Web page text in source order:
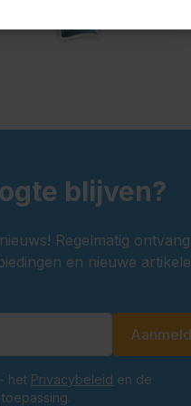
blijven?
Regelmatig
en nieuwe
het Privacybeleid en de